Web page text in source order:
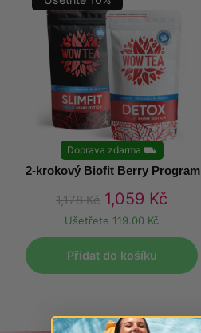
Doprava zdarma ⛟
2-krokový Biofit Berry Program
1,178Kč 1,059 Kč
Ušetřete 119.00 Kč
Přidat do košíku